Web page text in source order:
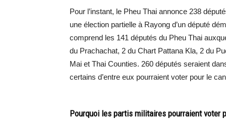
Pour l’instant, le Pheu Thai annonce 238
une élection partielle à Rayong d’un député
comprend les 141 députés du Pheu Thai
du Prachachat, 2 du Chart Pattana Kla, 2 du
Mai et Thai Counties. 260 députés seraient
certains d’entre eux pourraient voter pour le
Pourquoi les partis militaires pourraient voter